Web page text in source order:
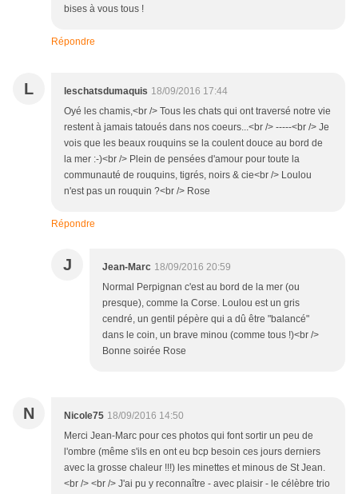
bises à vous tous !
Répondre
L leschatsdumaquis 18/09/2016 17:44
Oyé les chamis,<br /> Tous les chats qui ont traversé notre vie
restent à jamais tatoués dans nos coeurs...<br /> -----<br /> Je
vois que les beaux rouquins se la coulent douce au bord de
la mer :-)<br /> Plein de pensées d'amour pour toute la
communauté de rouquins, tigrés, noirs & cie<br /> Loulou
n'est pas un rouquin ?<br /> Rose
Répondre
J Jean-Marc 18/09/2016 20:59
Normal Perpignan c'est au bord de la mer (ou
presque), comme la Corse. Loulou est un gris
cendré, un gentil pépère qui a dû être "balancé"
dans le coin, un brave minou (comme tous !)<br />
Bonne soirée Rose
N Nicole75 18/09/2016 14:50
Merci Jean-Marc pour ces photos qui font sortir un peu de
l'ombre (même s'ils en ont eu bcp besoin ces jours derniers
avec la grosse chaleur !!!) les minettes et minous de St Jean.
<br /> <br /> J'ai pu y reconnaître - avec plaisir - le célèbre trio